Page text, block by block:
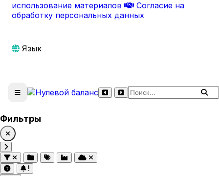
использование материалов
Согласие на
обработку персональных данных
Язык
Поиск по сайту
Фильтры